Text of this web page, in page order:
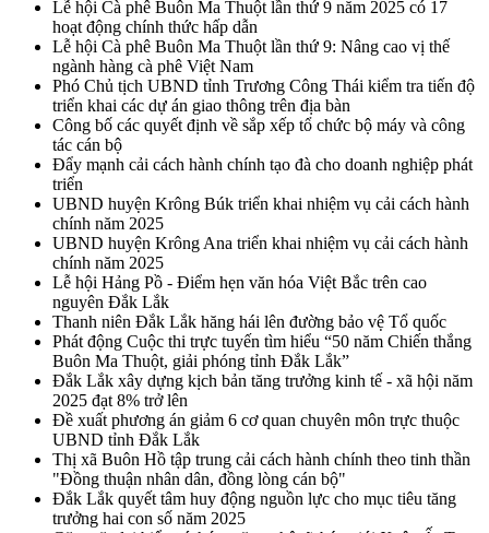
Lễ hội Cà phê Buôn Ma Thuột lần thứ 9 năm 2025 có 17
hoạt động chính thức hấp dẫn
Lễ hội Cà phê Buôn Ma Thuột lần thứ 9: Nâng cao vị thế
ngành hàng cà phê Việt Nam
Phó Chủ tịch UBND tỉnh Trương Công Thái kiểm tra tiến độ
triển khai các dự án giao thông trên địa bàn
Công bố các quyết định về sắp xếp tổ chức bộ máy và công
tác cán bộ
Đẩy mạnh cải cách hành chính tạo đà cho doanh nghiệp phát
triển
UBND huyện Krông Búk triển khai nhiệm vụ cải cách hành
chính năm 2025
UBND huyện Krông Ana triển khai nhiệm vụ cải cách hành
chính năm 2025
Lễ hội Hảng Pồ - Điểm hẹn văn hóa Việt Bắc trên cao
nguyên Đắk Lắk
Thanh niên Đắk Lắk hăng hái lên đường bảo vệ Tổ quốc
Phát động Cuộc thi trực tuyến tìm hiểu “50 năm Chiến thắng
Buôn Ma Thuột, giải phóng tỉnh Đắk Lắk”
Đắk Lắk xây dựng kịch bản tăng trưởng kinh tế - xã hội năm
2025 đạt 8% trở lên
Đề xuất phương án giảm 6 cơ quan chuyên môn trực thuộc
UBND tỉnh Đắk Lắk
Thị xã Buôn Hồ tập trung cải cách hành chính theo tinh thần
"Đồng thuận nhân dân, đồng lòng cán bộ"
Đắk Lắk quyết tâm huy động nguồn lực cho mục tiêu tăng
trưởng hai con số năm 2025